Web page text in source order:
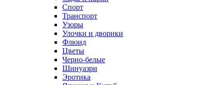
Спорт
Транспорт
Узоры
Улочки и дворики
Флюид
Цветы
Черно-белые
Шинуазри
Эротика